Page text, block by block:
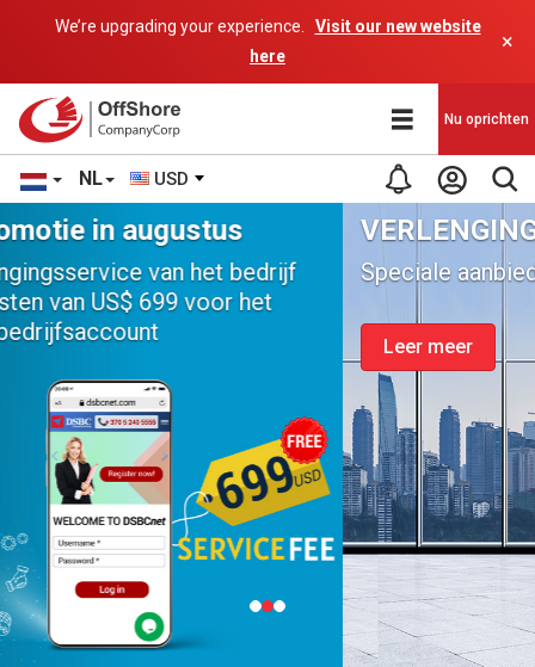
We’re upgrading your experience.
Visit our new website
here
×
NL USD
Nu oprichten
VERLENGING VAN HET BEDRIJF
Speciale aanbieding van de maand
Leer meer